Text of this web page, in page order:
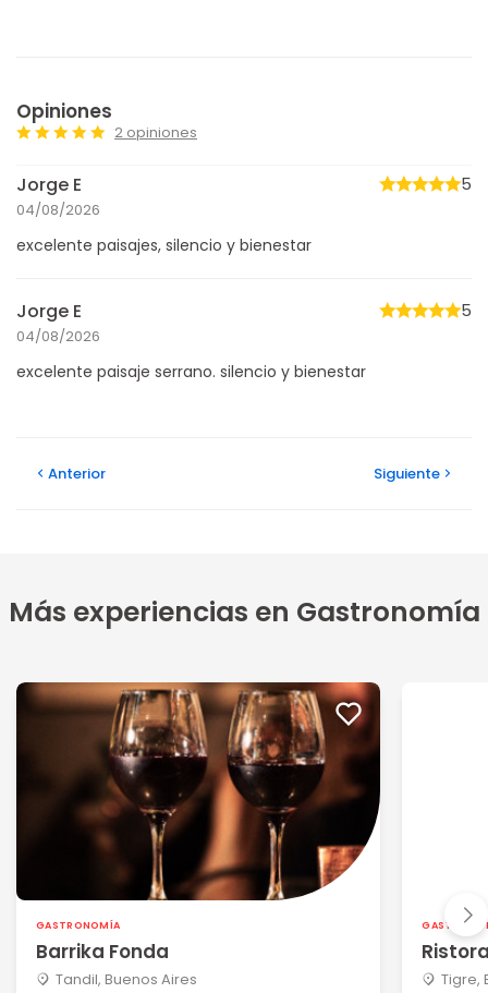
Opiniones
2 opiniones
Jorge E
04/08/2026
5
excelente paisajes, silencio y bienestar
Jorge E
04/08/2026
5
excelente paisaje serrano. silencio y bienestar
Anterior Siguiente
Más experiencias en Gastronomía
GASTRONOMÍA
Barrika Fonda
Tandil, Buenos Aires
Tigre,